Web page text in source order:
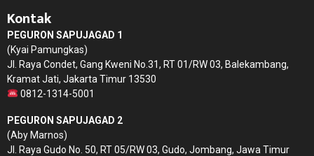
Kontak
PEGURON SAPUJAGAD 1
(Kyai Pamungkas)
Jl. Raya Condet, Gang Kweni No.31, RT 01/RW 03, Balekambang,
Kramat Jati, Jakarta Timur 13530
0812-1314-5001
PEGURON SAPUJAGAD 2
(Aby Marnos)
Jl. Raya Gudo No. 50, RT 05/RW 03, Gudo, Jombang, Jawa Timur